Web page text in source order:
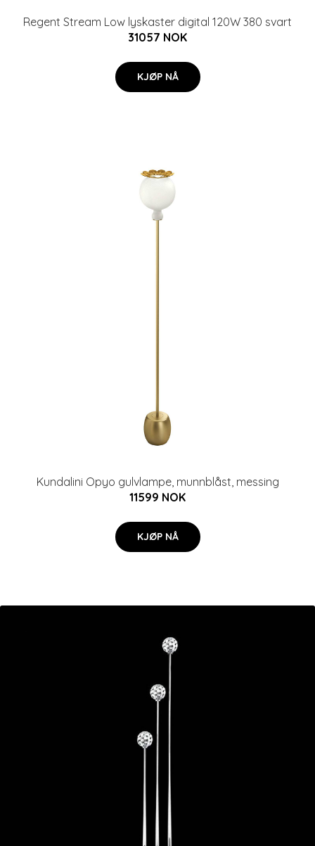
Regent Stream Low lyskaster digital 120W 380 svart
31057 NOK
KJØP NÅ
Kundalini Opyo gulvlampe, munnblåst, messing
11599 NOK
KJØP NÅ